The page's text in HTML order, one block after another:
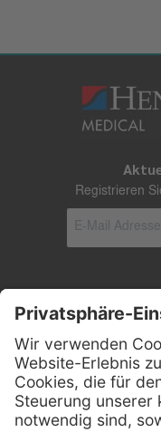
Registrieren
Henry